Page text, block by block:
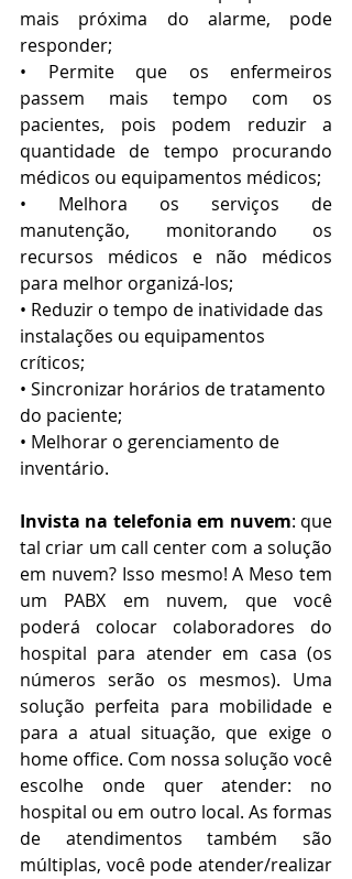
mais próxima do alarme, pode
responder;
• Permite que os enfermeiros
passem mais tempo com os
pacientes, pois podem reduzir a
quantidade de tempo procurando
médicos ou equipamentos médicos;
• Melhora os serviços de
manutenção, monitorando os
recursos médicos e não médicos
para melhor organizá-los;
• Reduzir o tempo de inatividade das
instalações ou equipamentos
críticos;
• Sincronizar horários de tratamento
do paciente;
• Melhorar o gerenciamento de
inventário.
Invista na telefonia em nuvem: que
tal criar um call center com a solução
em nuvem? Isso mesmo! A Meso tem
um PABX em nuvem, que você
poderá colocar colaboradores do
hospital para atender em casa (os
números serão os mesmos). Uma
solução perfeita para mobilidade e
para a atual situação, que exige o
home office. Com nossa solução você
escolhe onde quer atender: no
hospital ou em outro local. As formas
de atendimentos também são
múltiplas, você pode atender/realizar